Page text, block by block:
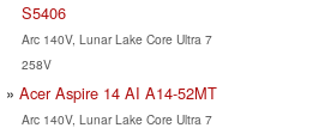
S5406
Arc 140V, Lunar Lake Core Ultra 7
258V
Acer Aspire 14 AI A14-52MT
Arc 140V, Lunar Lake Core Ultra 7